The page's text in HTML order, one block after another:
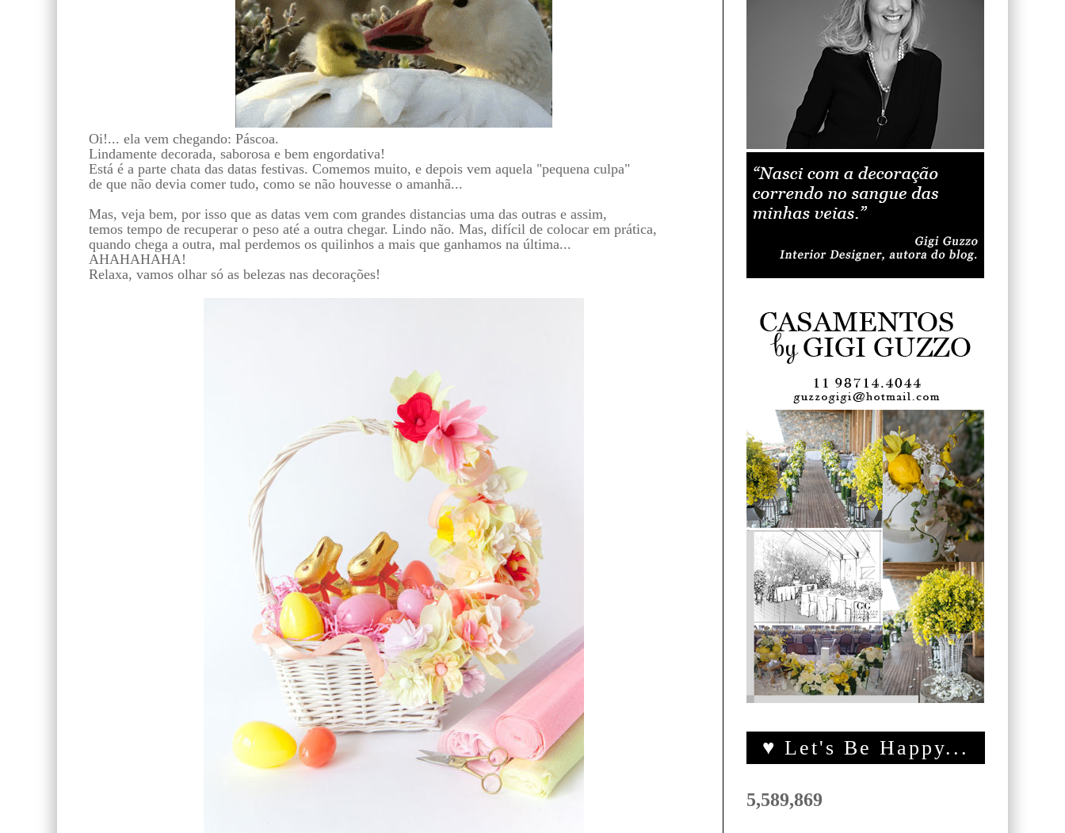
Oi!... ela vem chegando: Páscoa.
Lindamente decorada, saborosa e bem engordativa!
Está é a parte chata das datas festivas. Comemos muito, e depois vem aquela "pequena culpa"
de que não devia comer tudo, como se não houvesse o amanhã...
Mas, veja bem, por isso que as datas vem com grandes distancias uma das outras e assim,
temos tempo de recuperar o peso até a outra chegar. Lindo não. Mas, difícil de colocar em prática,
quando chega a outra, mal perdemos os quilinhos a mais que ganhamos na última...
AHAHAHAHA!
Relaxa, vamos olhar só as belezas nas decorações!
♥ Let's Be Happy...
5,589,869